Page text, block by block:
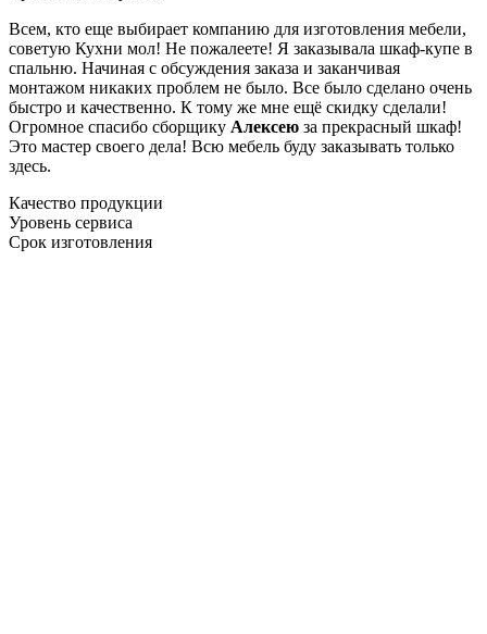
Всем, кто еще выбирает компанию для изготовления мебели,
советую Кухни мол! Не пожалеете! Я заказывала шкаф-купе в
спальню. Начиная с обсуждения заказа и заканчивая
монтажом никаких проблем не было. Все было сделано очень
быстро и качественно. К тому же мне ещё скидку сделали!
Огромное спасибо сборщику Алексею за прекрасный шкаф!
Это мастер своего дела! Всю мебель буду заказывать только
здесь.
Качество продукции
Уровень сервиса
Срок изготовления